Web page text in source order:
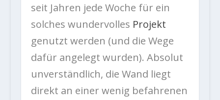
seit Jahren jede Woche für ein
solches wundervolles Projekt
genutzt werden (und die Wege
dafür angelegt wurden). Absolut
unverständlich, die Wand liegt
direkt an einer wenig befahrenen